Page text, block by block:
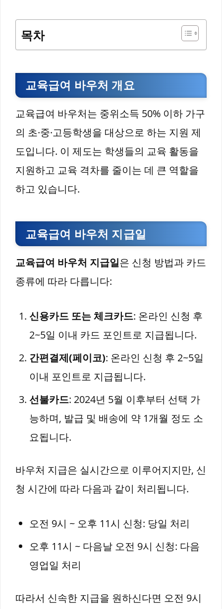
목차
교육급여 바우처 개요
교육급여 바우처는 중위소득 50% 이하 가구
의 초·중·고등학생을 대상으로 하는 지원 제
도입니다. 이 제도는 학생들의 교육 활동을
지원하고 교육 격차를 줄이는 데 큰 역할을
하고 있습니다.
교육급여 바우처 지급일
교육급여 바우처 지급일은 신청 방법과 카드
종류에 따라 다릅니다:
신용카드 또는 체크카드: 온라인 신청 후
2~5일 이내 카드 포인트로 지급됩니다.
간편결제(페이코): 온라인 신청 후 2~5일
이내 포인트로 지급됩니다.
선불카드: 2024년 5월 이후부터 선택 가
능하며, 발급 및 배송에 약 1개월 정도 소
요됩니다.
바우처 지급은 실시간으로 이루어지지만, 신
청 시간에 따라 다음과 같이 처리됩니다.
오전 9시 ~ 오후 11시 신청: 당일 처리
오후 11시 ~ 다음날 오전 9시 신청: 다음
영업일 처리
따라서 신속한 지급을 원하신다면 오전 9시